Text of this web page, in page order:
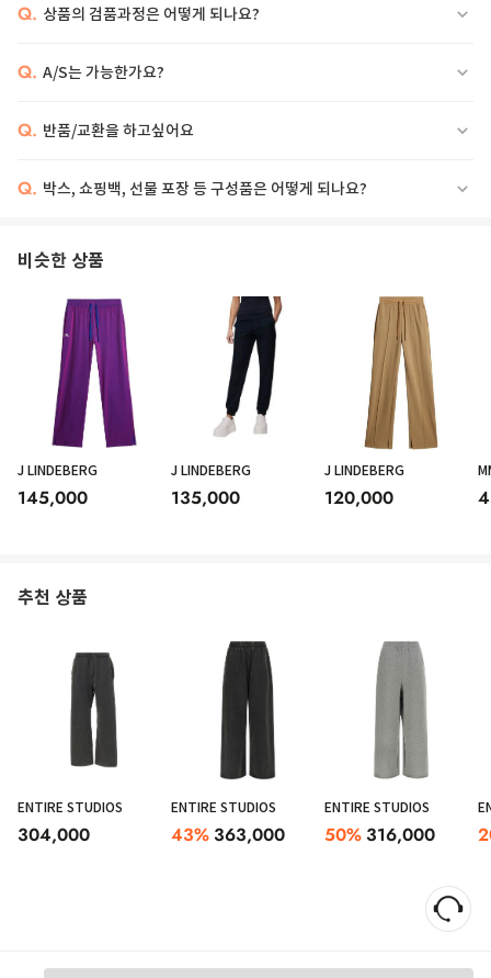
Q. 상품의 검품과정은 어떻게 되나요?
Q. A/S는 가능한가요?
Q. 반품/교환을 하고싶어요
Q. 박스, 쇼핑백, 선물 포장 등 구성품은 어떻게 되나요?
비슷한 상품
J LINDEBERG
145,000
J LINDEBERG
135,000
J LINDEBERG
120,000
추천 상품
ENTIRE STUDIOS
304,000
ENTIRE STUDIOS
43% 363,000
ENTIRE STUDIOS
50% 316,000